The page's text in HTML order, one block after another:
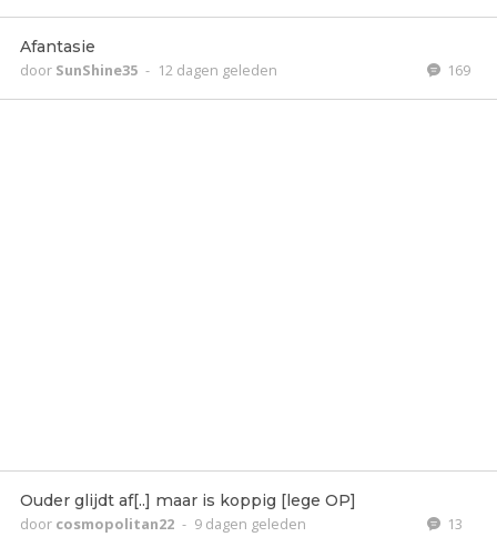
Afantasie
door SunShine35 - 12 dagen geleden 169
Ouder glijdt af[..] maar is koppig [lege OP]
door cosmopolitan22 - 9 dagen geleden 13